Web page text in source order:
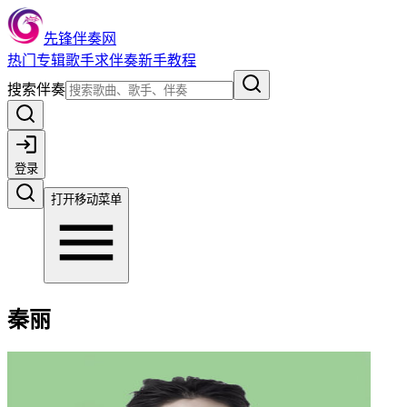
先锋伴奏网
热门 专辑歌手求伴奏新手教程
搜索伴奏
登录
打开移动菜单
秦丽